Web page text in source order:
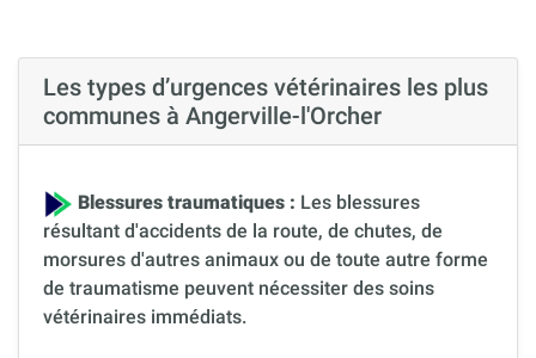
Les types d’urgences vétérinaires les plus
communes à Angerville-l'Orcher
Blessures traumatiques : Les blessures
résultant d'accidents de la route, de chutes, de
morsures d'autres animaux ou de toute autre forme
de traumatisme peuvent nécessiter des soins
vétérinaires immédiats.